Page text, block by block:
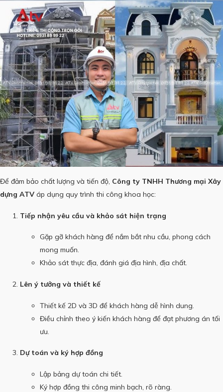
Để đảm bảo chất lượng và tiến độ, Công ty TNHH Thương mại Xây
dựng ATV áp dụng quy trình thi công khoa học:
Tiếp nhận yêu cầu và khảo sát hiện trạng
Gặp gỡ khách hàng để nắm bắt nhu cầu, phong cách
mong muốn.
Khảo sát thực địa, đánh giá địa hình, địa chất.
Lên ý tưởng và thiết kế
Thiết kế 2D và 3D để khách hàng dễ hình dung.
Điều chỉnh theo ý kiến khách hàng để đạt phương án tối
ưu.
Dự toán và ký hợp đồng
Lập bảng dự toán chi tiết.
Ký hợp đồng thi công minh bạch, rõ ràng.